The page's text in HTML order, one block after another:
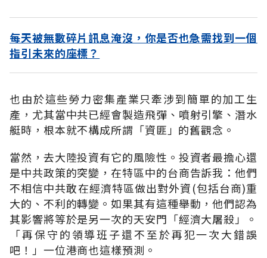
每天被無數碎片訊息淹沒，你是否也急需找到一個
指引未來的座標？
也由於這些勞力密集產業只牽涉到簡單的加工生
產，尤其當中共已經會製造飛彈、噴射引擎、潛水
艇時，根本就不構成所謂「資匪」的舊觀念。
當然，去大陸投資有它的風險性。投資者最擔心還
是中共政策的突變，在特區中的台商告訴我：他們
不相信中共敢在經濟特區做出對外資(包括台商)重
大的、不利的轉變。如果其有這種舉動，他們認為
其影響將等於是另一次的天安門「經濟大屠殺」。
「再保守的領導班子還不至於再犯一次大錯誤
吧！」一位港商也這樣預測。